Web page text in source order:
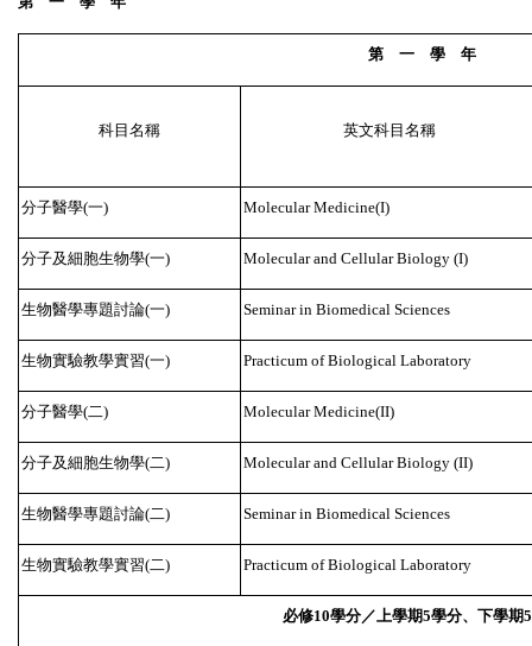
第 一 學 年
科目名稱 英文科目名稱
分子醫學(一) Molecular Medicine(I)
分子及細胞生物學(一) Molecular and Cellular Biology (I)
生物醫學專題討論(一) Seminar in Biomedical Sciences
生物實驗教學實習(一) Practicum of Biological Laboratory
分子醫學(二) Molecular Medicine(II)
分子及細胞生物學(二) Molecular and Cellular Biology (II)
生物醫學專題討論(二) Seminar in Biomedical Sciences
生物實驗教學實習(二) Practicum of Biological Laboratory
必修10學分／上學期5學分、下學期5